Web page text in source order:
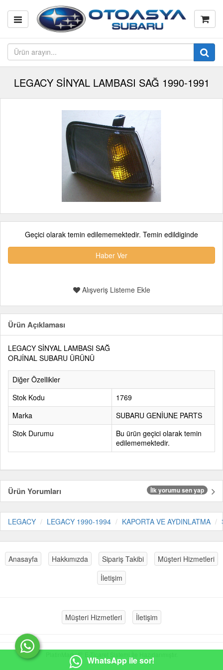
LEGACY SİNYAL LAMBASI SAĞ 1990-1991
Geçici olarak temin edilememektedir. Temin edildiginde
Haber Ver
Alışveriş Listeme Ekle
Ürün Açıklaması
LEGACY SİNYAL LAMBASI SAĞ
ORJİNAL SUBARU ÜRÜNÜ
Diğer Özellikler
Stok Kodu
1769
Marka
SUBARU GENİUNE PARTS
Stok Durumu
Bu ürün geçici olarak temin
edilememektedir.
Ürün Yorumları İlk yorumu sen yap
LEGACY LEGACY 1990-1994 KAPORTA VE AYDINLATMA
Anasayfa Hakkımızda Sipariş Takibi
Müşteri Hizmetleri
İletişim
Müşteri Hizmetleri İletişim
PlatinMarket
WhatsApp ile sor!